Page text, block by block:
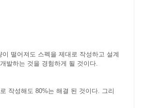
떨어져도 스펙을 제대로 작성하고 설계
발하는 것을 경험하게 될 것이다.
작성해도 80%는 해결 된 것이다. 그리